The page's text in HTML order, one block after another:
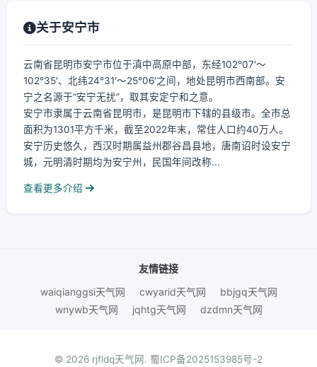
关于安宁市
云南省昆明市安宁市位于滇中高原中部，东经102°07′～
102°35′、北纬24°31′～25°06′之间，地处昆明市西南部。安
宁之名源于“安宁无扰”，取其安定宁和之意。
安宁市隶属于云南省昆明市，是昆明市下辖的县级市。全市总
面积为1301平方千米，截至2022年末，常住人口约40万人。
安宁历史悠久，西汉时期属益州郡谷昌县地，唐南诏时设安宁
城，元明清时期均为安宁州，民国年间改称...
查看更多介绍
友情链接
waiqianggsi天气网
cwyarid天气网
bbjgq天气网
wnywb天气网
jqhtg天气网 dzdmn天气网
© 2026 rjfldq天气网. 蜀ICP备2025153985号-2